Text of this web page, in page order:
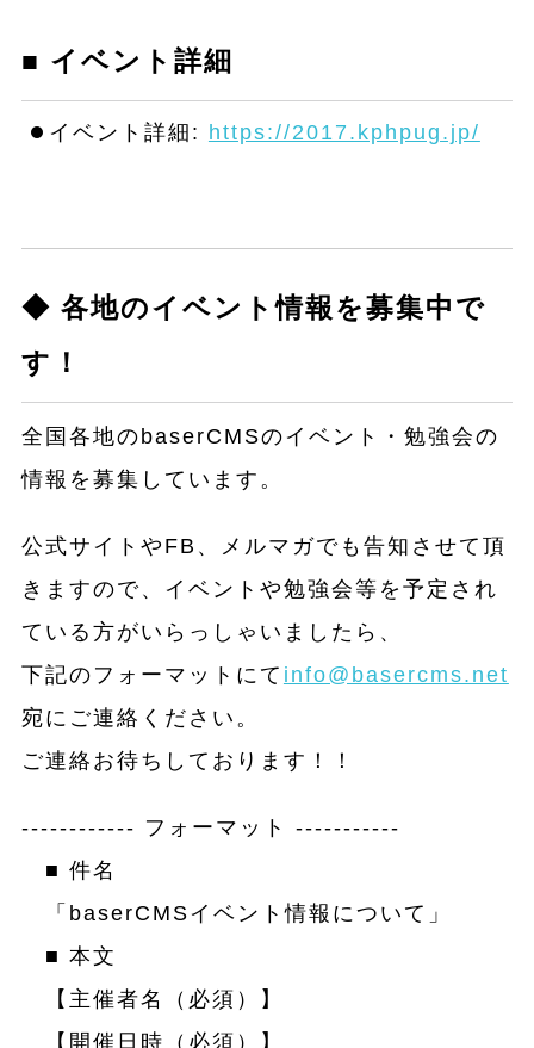
■ イベント詳細
イベント詳細: https://2017.kphpug.jp/
◆ 各地のイベント情報を募集中で
す！
全国各地のbaserCMSのイベント・勉強会の
情報を募集しています。
公式サイトやFB、メルマガでも告知させて頂
きますので、イベントや勉強会等を予定され
ている方がいらっしゃいましたら、
下記のフォーマットにて info@basercms.net
宛にご連絡ください。
ご連絡お待ちしております！！
------------ フォーマット -----------
■ 件名
「baserCMSイベント情報について」
■ 本文
【主催者名（必須）】
【開催日時（必須）】